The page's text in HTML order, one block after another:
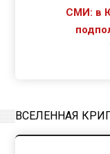
СМИ: в
ВСЕЛЕННАЯ